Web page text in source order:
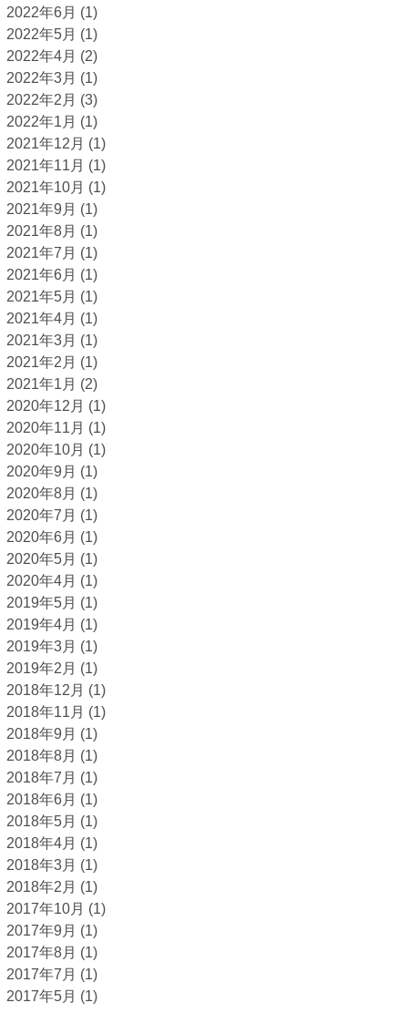
2022年6月 (1)
2022年5月 (1)
2022年4月 (2)
2022年3月 (1)
2022年2月 (3)
2022年1月 (1)
2021年12月 (1)
2021年11月 (1)
2021年10月 (1)
2021年9月 (1)
2021年8月 (1)
2021年7月 (1)
2021年6月 (1)
2021年5月 (1)
2021年4月 (1)
2021年3月 (1)
2021年2月 (1)
2021年1月 (2)
2020年12月 (1)
2020年11月 (1)
2020年10月 (1)
2020年9月 (1)
2020年8月 (1)
2020年7月 (1)
2020年6月 (1)
2020年5月 (1)
2020年4月 (1)
2019年5月 (1)
2019年4月 (1)
2019年3月 (1)
2019年2月 (1)
2018年12月 (1)
2018年11月 (1)
2018年9月 (1)
2018年8月 (1)
2018年7月 (1)
2018年6月 (1)
2018年5月 (1)
2018年4月 (1)
2018年3月 (1)
2018年2月 (1)
2017年10月 (1)
2017年9月 (1)
2017年8月 (1)
2017年7月 (1)
2017年5月 (1)